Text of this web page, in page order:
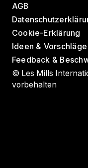
AGB
Cookie-Erklärung
Ideen & Vorschläge
Feedback &
© Les Mills
vorbehalten